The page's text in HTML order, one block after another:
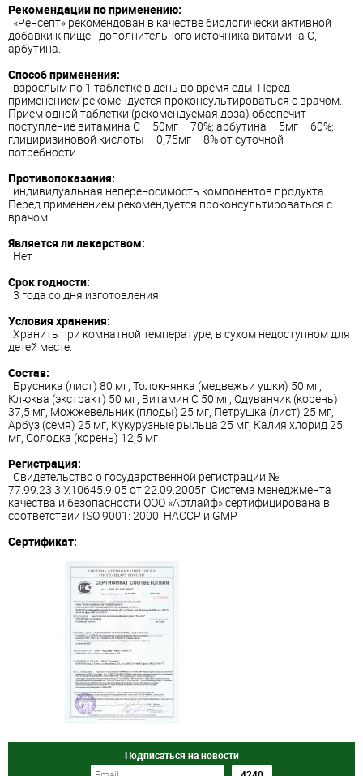
Рекомендации по применению:
«Ренсепт» рекомендован в качестве биологически активной
добавки к пище - дополнительного источника витамина С,
арбутина.
Способ применения:
взрослым по 1 таблетке в день во время еды. Перед
применением рекомендуется проконсультироваться с врачом.
Прием одной таблетки (рекомендуемая доза) обеспечит
поступление витамина С – 50мг – 70%; арбутина – 5мг – 60%;
глициризиновой кислоты – 0,75мг – 8% от суточной
потребности.
Противопоказания:
индивидуальная непереносимость компонентов продукта.
Перед применением рекомендуется проконсультироваться с
врачом.
Является ли лекарством:
Нет
Срок годности:
3 года со дня изготовления.
Условия хранения:
Хранить при комнатной температуре, в сухом недоступном для
детей месте.
Состав:
Брусника (лист) 80 мг, Толокнянка (медвежьи ушки) 50 мг,
Клюква (экстракт) 50 мг, Витамин C 50 мг, Одуванчик (корень)
37,5 мг, Можжевельник (плоды) 25 мг, Петрушка (лист) 25 мг,
Арбуз (семя) 25 мг, Кукурузные рыльца 25 мг, Калия хлорид 25
мг, Солодка (корень) 12,5 мг
Регистрация:
Свидетельство о государственной регистрации №
77.99.23.3.У.10645.9.05 от 22.09.2005г. Система менеджмента
качества и безопасности ООО «Артлайф» сертифицирована в
соответствии ISО 9001: 2000, НАССР и GMP.
Сертификат:
Подписаться на новости